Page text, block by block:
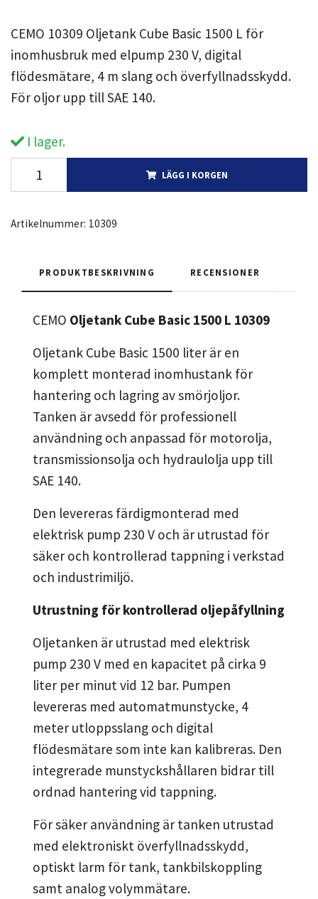
CEMO 10309 Oljetank Cube Basic 1500 L för
inomhusbruk med elpump 230 V, digital
flödesmätare, 4 m slang och överfyllnadsskydd.
För oljor upp till SAE 140.
I lager.
LÄGG I KORGEN
Artikelnummer: 10309
PRODUKTBESKRIVNING RECENSIONER
CEMO Oljetank Cube Basic 1500 L 10309
Oljetank Cube Basic 1500 liter är en
komplett monterad inomhustank för
hantering och lagring av smörjoljor.
Tanken är avsedd för professionell
användning och anpassad för motorolja,
transmissionsolja och hydraulolja upp till
SAE 140.
Den levereras färdigmonterad med
elektrisk pump 230 V och är utrustad för
säker och kontrollerad tappning i verkstad
och industrimiljö.
Utrustning för kontrollerad oljepåfyllning
Oljetanken är utrustad med elektrisk
pump 230 V med en kapacitet på cirka 9
liter per minut vid 12 bar. Pumpen
levereras med automatmunstycke, 4
meter utloppsslang och digital
flödesmätare som inte kan kalibreras. Den
integrerade munstyckshållaren bidrar till
ordnad hantering vid tappning.
För säker användning är tanken utrustad
med elektroniskt överfyllnadsskydd,
optiskt larm för tank, tankbilskoppling
samt analog volymmätare.